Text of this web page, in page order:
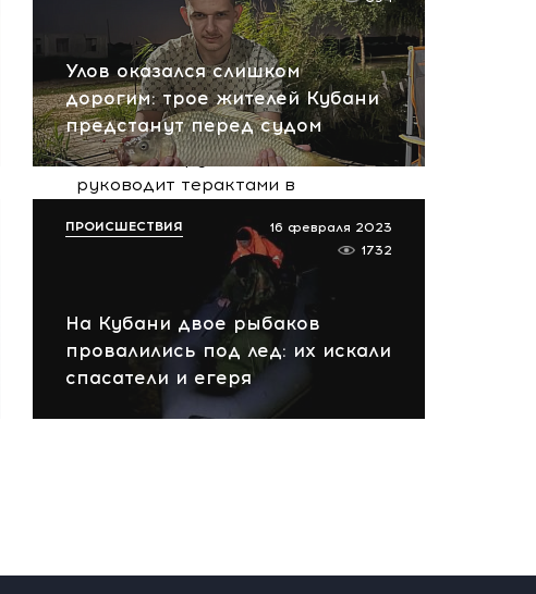
работает ПВО:
рекомендуется уйти с
пляжей
вчера, 10:13
НАТО планирует и
руководит терактами в
заявление хакеров
Улов оказался слишком
дорогим: трое жителей Кубани
предстанут перед судом
На Кубани двое рыбаков
провалились под лед: их искали
спасатели и егеря
16 февраля 2023
1732
ПРОИСШЕСТВИЯ